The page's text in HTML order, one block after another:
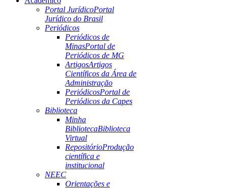
Portal JurídicoPortal
Jurídico do Brasil
Periódicos
Periódicos de
MinasPortal de
Periódicos de MG
ArtigosArtigos
Científicos da Área de
Administração
PeriódicosPortal de
Periódicos da Capes
Biblioteca
Minha
BibliotecaBiblioteca
Virtual
RepositórioProdução
científica e
institucional
NEEC
Orientações e